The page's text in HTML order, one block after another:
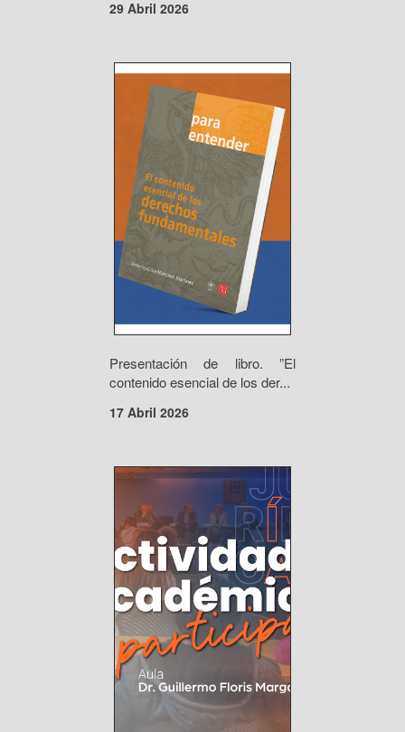
29 Abril 2026
Presentación de libro. ”El
contenido esencial de los der...
17 Abril 2026